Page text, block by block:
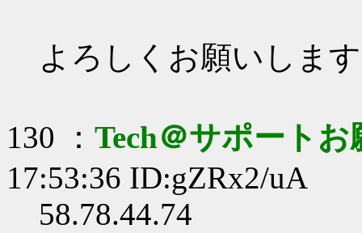
よろしくお願いします
130 ： Tech＠サポート
17:53:36 ID:gZRx2/uA
58.78.44.74